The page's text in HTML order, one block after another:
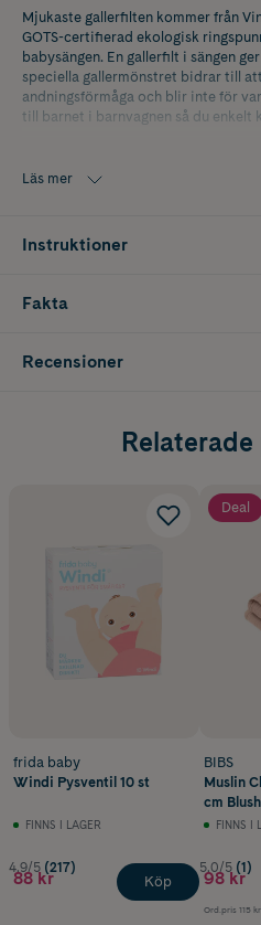
Mjukaste gallerfilten kommer från
GOTS-certifierad ekologisk
babysängen. En gallerfilt i sängen
speciella gallermönstret bidrar till
andningsförmåga och blir inte för
till barnet i barnvagnen så du enkelt
miljön och tar dessutom ett socialt
• 100% GOTS-certifierad ekologisk
Läs mer
Instruktioner
Fakta
Recensioner
frida baby
Windi Pysventil 10 st
FINNS I LAGER
4.9/5 (217)
88 kr Köp
Deal
BIBS
Muslin
cm Blush
FINNS I
5.0/5 (1)
98 kr
Ord.pris 115 kr